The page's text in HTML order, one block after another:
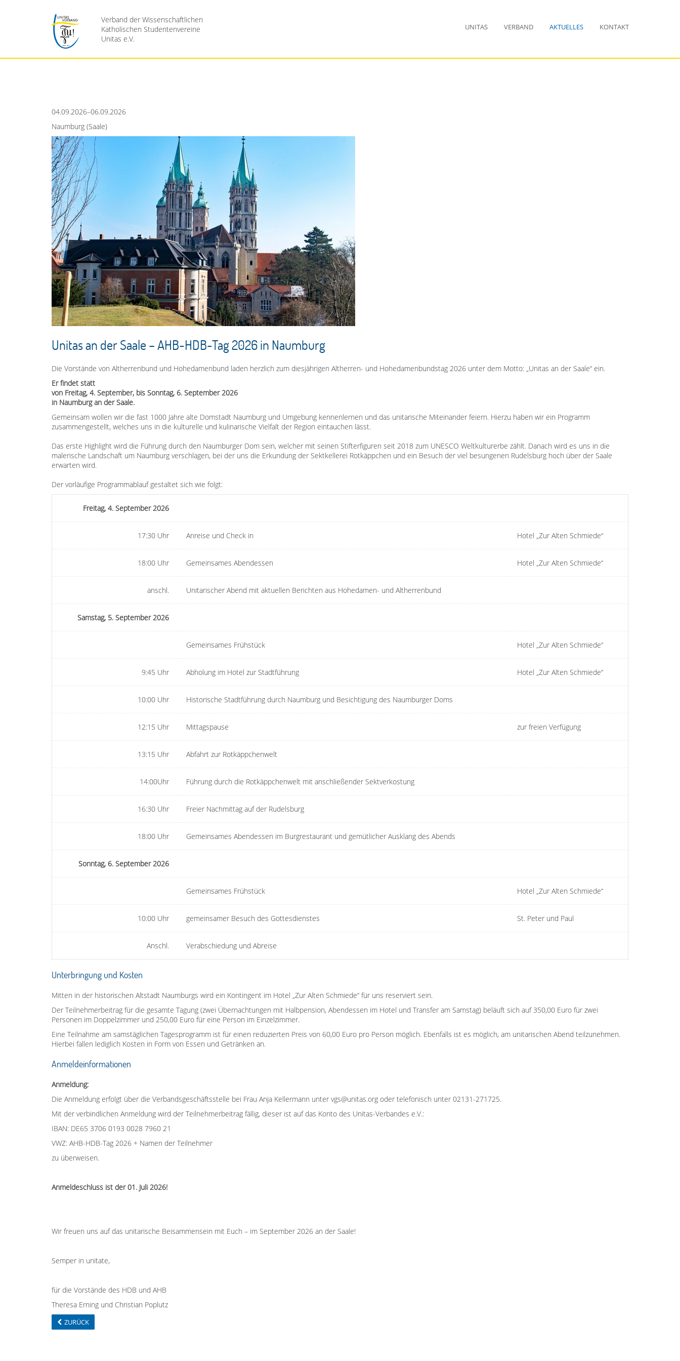
Verband der Wissenschaftlichen
Katholischen Studentenvereine
Unitas e.V.
UNITAS VERBAND AKTUELLES KONTAKT
04.09.2026–06.09.2026
Naumburg (Saale)
Unitas an der Saale – AHB-HDB-Tag 2026 in Naumburg
Die Vorstände von Altherrenbund und Hohedamenbund laden herzlich zum diesjährigen Altherren- und Hohedamenbundstag 2026 unter dem Motto: „Unitas an der Saale“ ein.
Er findet statt
von Freitag, 4. September, bis Sonntag, 6. September 2026
in Naumburg an der Saale.
Gemeinsam wollen wir die fast 1000 Jahre alte Domstadt Naumburg und Umgebung kennenlernen und das unitarische Miteinander feiern. Hierzu haben wir ein Programm
zusammengestellt, welches uns in die kulturelle und kulinarische Vielfalt der Region eintauchen lässt.
Das erste Highlight wird die Führung durch den Naumburger Dom sein, welcher mit seinen Stifterfiguren seit 2018 zum UNESCO Weltkulturerbe zählt. Danach wird es uns in die
malerische Landschaft um Naumburg verschlagen, bei der uns die Erkundung der Sektkellerei Rotkäppchen und ein Besuch der viel besungenen Rudelsburg hoch über der Saale
erwarten wird.
Der vorläufige Programmablauf gestaltet sich wie folgt:
Freitag, 4. September 2026
17:30 Uhr Anreise und Check in Hotel „Zur Alten Schmiede“
18:00 Uhr Gemeinsames Abendessen Hotel „Zur Alten Schmiede“
anschl. Unitarischer Abend mit aktuellen Berichten aus Hohedamen- und Altherrenbund
Samstag, 5. September 2026
Gemeinsames Frühstück Hotel „Zur Alten Schmiede“
9:45 Uhr Abholung im Hotel zur Stadtführung Hotel „Zur Alten Schmiede“
10:00 Uhr Historische Stadtführung durch Naumburg und Besichtigung des Naumburger Doms
12:15 Uhr Mittagspause zur freien Verfügung
13:15 Uhr Abfahrt zur Rotkäppchenwelt
14:00Uhr Führung durch die Rotkäppchenwelt mit anschließender Sektverkostung
16:30 Uhr Freier Nachmittag auf der Rudelsburg
18:00 Uhr Gemeinsames Abendessen im Burgrestaurant und gemütlicher Ausklang des Abends
Sonntag, 6. September 2026
Gemeinsames Frühstück Hotel „Zur Alten Schmiede“
10:00 Uhr gemeinsamer Besuch des Gottesdienstes St. Peter und Paul
Anschl. Verabschiedung und Abreise
Unterbringung und Kosten
Mitten in der historischen Altstadt Naumburgs wird ein Kontingent im Hotel „Zur Alten Schmiede“ für uns reserviert sein.
Der Teilnehmerbeitrag für die gesamte Tagung (zwei Übernachtungen mit Halbpension, Abendessen im Hotel und Transfer am Samstag) beläuft sich auf 350,00 Euro für zwei
Personen im Doppelzimmer und 250,00 Euro für eine Person im Einzelzimmer.
Eine Teilnahme am samstäglichen Tagesprogramm ist für einen reduzierten Preis von 60,00 Euro pro Person möglich. Ebenfalls ist es möglich, am unitarischen Abend teilzunehmen.
Hierbei fallen lediglich Kosten in Form von Essen und Getränken an.
Anmeldeinformationen
Anmeldung:
Die Anmeldung erfolgt über die Verbandsgeschäftsstelle bei Frau Anja Kellermann unter vgs@unitas.org oder telefonisch unter 02131-271725.
Mit der verbindlichen Anmeldung wird der Teilnehmerbeitrag fällig, dieser ist auf das Konto des Unitas-Verbandes e.V.:
IBAN: DE65 3706 0193 0028 7960 21
VWZ: AHB-HDB-Tag 2026 + Namen der Teilnehmer
zu überweisen.
Anmeldeschluss ist der 01. Juli 2026!
Wir freuen uns auf das unitarische Beisammensein mit Euch – im September 2026 an der Saale!
Semper in unitate,
für die Vorstände des HDB und AHB
Theresa Erning und Christian Poplutz
ZURÜCK